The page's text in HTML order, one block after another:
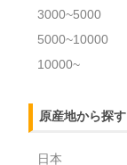
3000~5000
5000~10000
10000~
原産地から探す
日本